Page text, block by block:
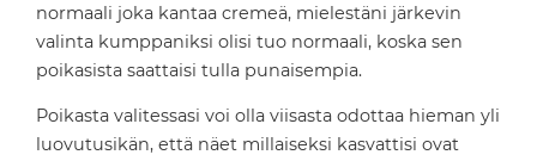
normaali joka kantaa cremeä, mielestäni järkevin
valinta kumppaniksi olisi tuo normaali, koska sen
poikasista saattaisi tulla punaisempia.
Poikasta valitessasi voi olla viisasta odottaa hieman yli
luovutusikän, että näet millaiseksi kasvattisi ovat